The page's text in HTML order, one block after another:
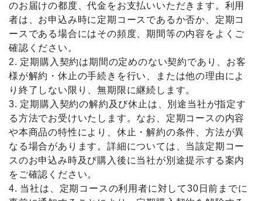
のお届けの都度、代⾦をお⽀払いいただきます。利⽤
者は、お申込み時に定期コースであるか否か、定期コ
ースである場合にはその頻度、期間等の内容をよくご
確認ください。
2. 定期購入契約は期間の定めのない契約であり、お客
様が解約・休⽌の⼿続きを⾏い、または他の理由によ
り終了しない限り、無期限に継続します。
3. 定期購入契約の解約及び休⽌は、別途当社が指定す
る⽅法でお受けいたします。なお、定期コースの内容
や本商品の特性により、休⽌・解約の条件、⽅法が異
なる場合があります。詳細については、当該定期コー
スのお申込み時及び購⼊後に当社が別途提⽰する案内
をご確認ください。
4. 当社は、定期コースの利⽤者に対して30⽇前までに